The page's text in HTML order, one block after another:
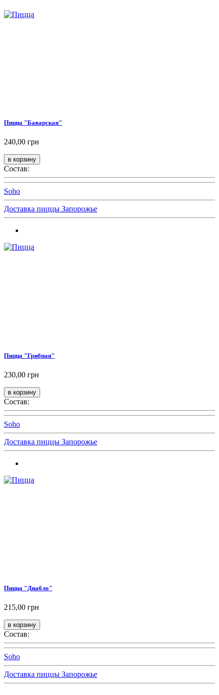
Пицца "Баварская"
240,00 грн
Состав:
Soho
Доставка пиццы Запорожье
Пицца "Грибная"
230,00 грн
Состав:
Soho
Доставка пиццы Запорожье
Пицца "Диабло"
215,00 грн
Состав:
Soho
Доставка пиццы Запорожье